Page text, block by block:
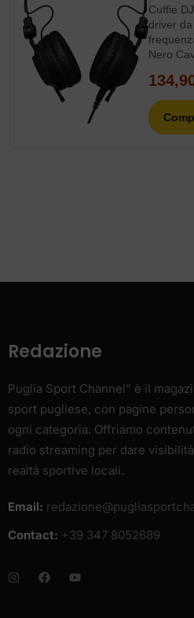
Cuffie
driver
Nero
Redazione
Puglia Sport Channel” è il
sport pugliese, con pagine
ogni categoria. Offriamo
radio streaming per dare
realtà sportive locali.
Email:
Contact: +39 347 8052689